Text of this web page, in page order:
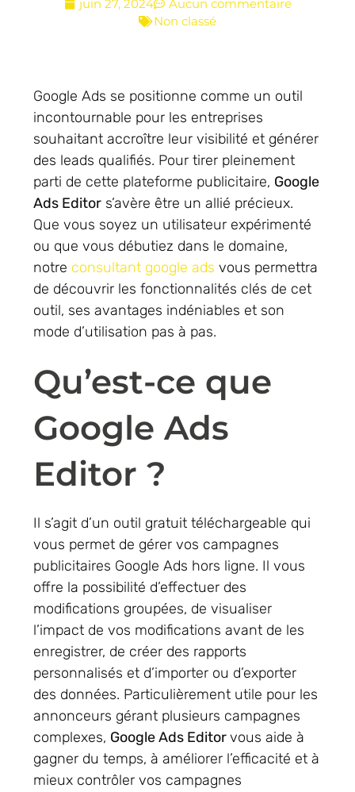
juin 27, 2024
Aucun commentaire
Non classé
Google Ads se positionne comme un outil
incontournable pour les entreprises
souhaitant accroître leur visibilité et générer
des leads qualifiés. Pour tirer pleinement
parti de cette plateforme publicitaire, Google
Ads Editor s’avère être un allié précieux.
Que vous soyez un utilisateur expérimenté
ou que vous débutiez dans le domaine,
notre consultant google ads vous permettra
de découvrir les fonctionnalités clés de cet
outil, ses avantages indéniables et son
mode d’utilisation pas à pas.
Qu’est-ce que
Google Ads
Editor ?
Il s’agit d’un outil gratuit téléchargeable qui
vous permet de gérer vos campagnes
publicitaires Google Ads hors ligne. Il vous
offre la possibilité d’effectuer des
modifications groupées, de visualiser
l’impact de vos modifications avant de les
enregistrer, de créer des rapports
personnalisés et d’importer ou d’exporter
des données. Particulièrement utile pour les
annonceurs gérant plusieurs campagnes
complexes, Google Ads Editorvous aide à
gagner du temps, à améliorer l’efficacité et à
mieux contrôler vos campagnes